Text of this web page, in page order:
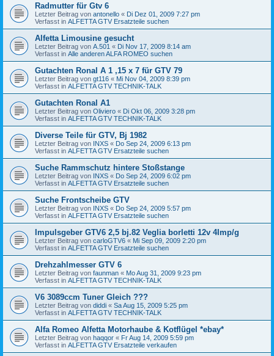
Radmutter für Gtv 6
Letzter Beitrag von antonello « Di Dez 01, 2009 7:27 pm
Verfasst in ALFETTA GTV Ersatzteile suchen
Alfetta Limousine gesucht
Letzter Beitrag von A.501 « Di Nov 17, 2009 8:14 am
Verfasst in Alle anderen ALFA ROMEO suchen
Gutachten Ronal A 1 ,15 x 7 für GTV 79
Letzter Beitrag von gt116 « Mi Nov 04, 2009 8:39 pm
Verfasst in ALFETTA GTV TECHNIK-TALK
Gutachten Ronal A1
Letzter Beitrag von Oliviero « Di Okt 06, 2009 3:28 pm
Verfasst in ALFETTA GTV TECHNIK-TALK
Diverse Teile für GTV, Bj 1982
Letzter Beitrag von INXS « Do Sep 24, 2009 6:13 pm
Verfasst in ALFETTA GTV Ersatzteile suchen
Suche Rammschutz hintere Stoßstange
Letzter Beitrag von INXS « Do Sep 24, 2009 6:02 pm
Verfasst in ALFETTA GTV Ersatzteile suchen
Suche Frontscheibe GTV
Letzter Beitrag von INXS « Do Sep 24, 2009 5:57 pm
Verfasst in ALFETTA GTV Ersatzteile suchen
Impulsgeber GTV6 2,5 bj.82 Veglia borletti 12v 4Imp/g
Letzter Beitrag von carloGTV6 « Mi Sep 09, 2009 2:20 pm
Verfasst in ALFETTA GTV Ersatzteile suchen
Drehzahlmesser GTV 6
Letzter Beitrag von faunman « Mo Aug 31, 2009 9:23 pm
Verfasst in ALFETTA GTV TECHNIK-TALK
V6 3089ccm Tuner Gleich ???
Letzter Beitrag von diddi « Sa Aug 15, 2009 5:25 pm
Verfasst in ALFETTA GTV TECHNIK-TALK
Alfa Romeo Alfetta Motorhaube & Kotflügel *ebay*
Letzter Beitrag von haqqor « Fr Aug 14, 2009 5:59 pm
Verfasst in ALFETTA GTV Ersatzteile verkaufen